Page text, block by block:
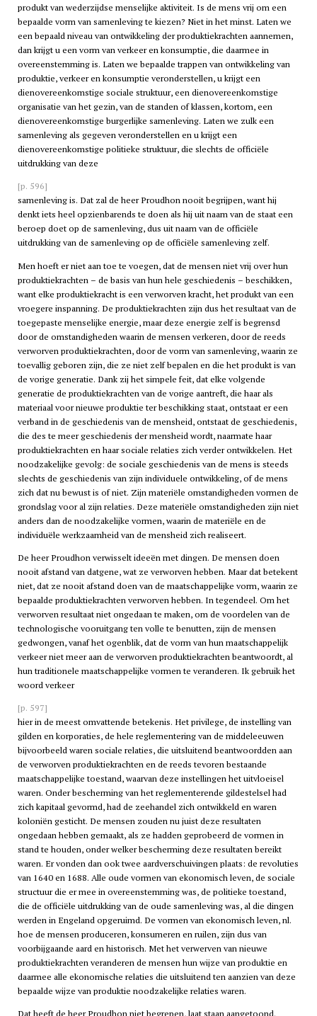
produkt van wederzijdse menselijke aktiviteit. Is de mens vrij om een
bepaalde vorm van samenleving te kiezen? Niet in het minst. Laten we
een bepaald niveau van ontwikkeling der produktiekrachten aannemen,
dan krijgt u een vorm van verkeer en konsumptie, die daarmee in
overeenstemming is. Laten we bepaalde trappen van ontwikkeling van
produktie, verkeer en konsumptie veronderstellen, u krijgt een
dienovereenkomstige sociale struktuur, een dienovereenkomstige
organisatie van het gezin, van de standen of klassen, kortom, een
dienovereenkomstige burgerlijke samenleving. Laten we zulk een
samenleving als gegeven veronderstellen en u krijgt een
dienovereenkomstige politieke struktuur, die slechts de officiële
uitdrukking van deze
[p. 596]
samenleving is. Dat zal de heer Proudhon nooit begrijpen, want hij
denkt iets heel opzienbarends te doen als hij uit naam van de staat een
beroep doet op de samenleving, dus uit naam van de officiële
uitdrukking van de samenleving op de officiële samenleving zelf.
Men hoeft er niet aan toe te voegen, dat de mensen niet vrij over hun
produktiekrachten – de basis van hun hele geschiedenis – beschikken,
want elke produktiekracht is een verworven kracht, het produkt van een
vroegere inspanning. De produktiekrachten zijn dus het resultaat van de
toegepaste menselijke energie, maar deze energie zelf is begrensd
door de omstandigheden waarin de mensen verkeren, door de reeds
verworven produktiekrachten, door de vorm van samenleving, waarin ze
toevallig geboren zijn, die ze niet zelf bepalen en die het produkt is van
de vorige generatie. Dank zij het simpele feit, dat elke volgende
generatie de produktiekrachten van de vorige aantreft, die haar als
materiaal voor nieuwe produktie ter beschikking staat, ontstaat er een
verband in de geschiedenis van de mensheid, ontstaat de geschiedenis,
die des te meer geschiedenis der mensheid wordt, naarmate haar
produktiekrachten en haar sociale relaties zich verder ontwikkelen. Het
noodzakelijke gevolg: de sociale geschiedenis van de mens is steeds
slechts de geschiedenis van zijn individuele ontwikkeling, of de mens
zich dat nu bewust is of niet. Zijn materiële omstandigheden vormen de
grondslag voor al zijn relaties. Deze materiële omstandigheden zijn niet
anders dan de noodzakelijke vormen, waarin de materiële en de
individuële werkzaamheid van de mensheid zich realiseert.
De heer Proudhon verwisselt ideeën met dingen. De mensen doen
nooit afstand van datgene, wat ze verworven hebben. Maar dat betekent
niet, dat ze nooit afstand doen van de maatschappelijke vorm, waarin ze
bepaalde produktiekrachten verworven hebben. In tegendeel. Om het
verworven resultaat niet ongedaan te maken, om de voordelen van de
technologische vooruitgang ten volle te benutten, zijn de mensen
gedwongen, vanaf het ogenblik, dat de vorm van hun maatschappelijk
verkeer niet meer aan de verworven produktiekrachten beantwoordt, al
hun traditionele maatschappelijke vormen te veranderen. Ik gebruik het
woord verkeer
[p. 597]
hier in de meest omvattende betekenis. Het privilege, de instelling van
gilden en korporaties, de hele reglementering van de middeleeuwen
bijvoorbeeld waren sociale relaties, die uitsluitend beantwoordden aan
de verworven produktiekrachten en de reeds tevoren bestaande
maatschappelijke toestand, waarvan deze instellingen het uitvloeisel
waren. Onder bescherming van het reglementerende gildestelsel had
zich kapitaal gevormd, had de zeehandel zich ontwikkeld en waren
koloniën gesticht. De mensen zouden nu juist deze resultaten
ongedaan hebben gemaakt, als ze hadden geprobeerd de vormen in
stand te houden, onder welker bescherming deze resultaten bereikt
waren. Er vonden dan ook twee aardverschuivingen plaats: de revoluties
van 1640 en 1688. Alle oude vormen van ekonomisch leven, de sociale
structuur die er mee in overeenstemming was, de politieke toestand,
die de officiële uitdrukking van de oude samenleving was, al die dingen
werden in Engeland opgeruimd. De vormen van ekonomisch leven, nl.
hoe de mensen produceren, konsumeren en ruilen, zijn dus van
voorbijgaande aard en historisch. Met het verwerven van nieuwe
produktiekrachten veranderen de mensen hun wijze van produktie en
daarmee alle ekonomische relaties die uitsluitend ten aanzien van deze
bepaalde wijze van produktie noodzakelijke relaties waren.